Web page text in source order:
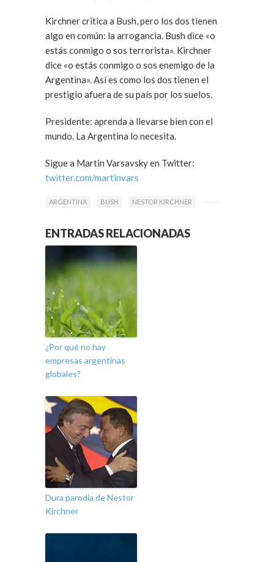
Kirchner critica a Bush, pero los dos tienen
algo en común: la arrogancia. Bush dice «o
estás conmigo o sos terrorista». Kirchner
dice «o estás conmigo o sos enemigo de la
Argentina». Así es como los dos tienen el
prestigio afuera de su país por los suelos.
Presidente: aprenda a llevarse bien con el
mundo. La Argentina lo necesita.
Sigue a Martin Varsavsky en Twitter:
twitter.com/martinvars
ARGENTINA BUSH NESTOR KIRCHNER
ENTRADAS RELACIONADAS
¿Por qué no hay
empresas argentinas
globales?
Dura parodia de Nestor
Kirchner